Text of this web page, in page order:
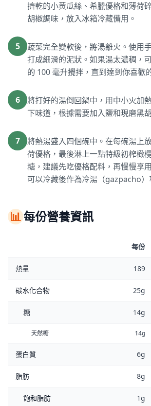
擠乾的小黃瓜絲、希臘優格和薄荷
胡椒調味，放入冰箱冷藏備用。
5
蔬菜完全變軟後，將湯離火。使用
打成細滑的泥狀。如果湯太濃稠，
的 100 毫升攪拌，直到達到你喜歡
6
將打好的湯倒回鍋中，用中小火加
下味道，根據需要加入鹽和現磨黑
7
將熱湯盛入四個碗中。在每碗湯上
荷優格，最後淋上一點特級初榨橄
糖，建議先吃優格配料，再慢慢享
可以冷藏後作為冷湯（gazpacho）
📊每份營養資訊
每份
熱量 189
碳水化合物 25g
糖 14g
天然糖 14g
蛋白質 6g
脂肪 8g
飽和脂肪 1g